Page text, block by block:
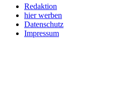
Redaktion
hier werben
Datenschutz
Impressum